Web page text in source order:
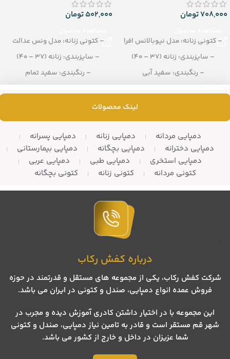
708,000تومان
– کتونی زنانه: مدل نیوبالانس افرا
– سایزبندی: زنانه (37 – 40)
– رنگبندی: سفید آبی
502,000تومان
– کتونی زنانه: مدل ونس عدالت
– سایزبندی: زنانه (37 – 40)
– رنگبندی: سفید تمام
لینک محصولات
دمپایی مردانه دمپایی زنانه
دمپایی پسرانه
دمپایی دخترانه
دمپایی بچگانه
دمپایی بیمارستانی
دمپایی استخری
دمپایی طبی
دمپایی عربی
کتونی مردانه
کتونی زنانه کتونی بچگانه
درباره کفش رکاب
شرکت کفش رکاب، یکی از مجموعه های مستقل و قدرتمند در حوزه
فروش عمده انواع دمپایی، صندل و کتونی در ایران می باشد.
این مجموعه با در اختیار داشتن کادری آموزش دیده و مجرب در
شهر قم مستقر است و قادر به تامین نیاز دمپایی، صندل و کتونی
شما عزیزان در داخل و خارج از کشور می باشد.